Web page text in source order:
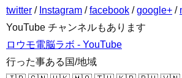
twitter / Instagram /facebook /google+ /
YouTube チャンネルもあります
ロウモ電脳ラボ - YouTube
行った事ある国/地域